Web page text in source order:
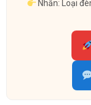
Nhắn: Loại